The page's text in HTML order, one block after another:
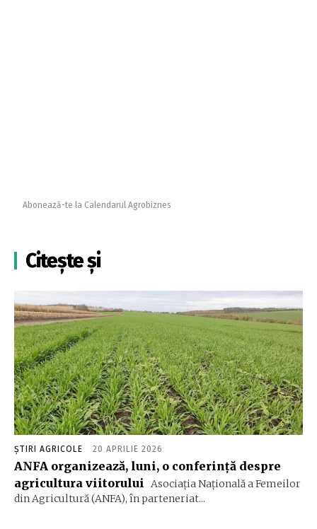
Abonează-te la Calendarul Agrobiznes
Citește și
ȘTIRI AGRICOLE 20 APRILIE 2026
ANFA organizează, luni, o conferinţă despre
agricultura viitorului
Asociaţia Naţională a Femeilor
din Agricultură (ANFA), în parteneriat...